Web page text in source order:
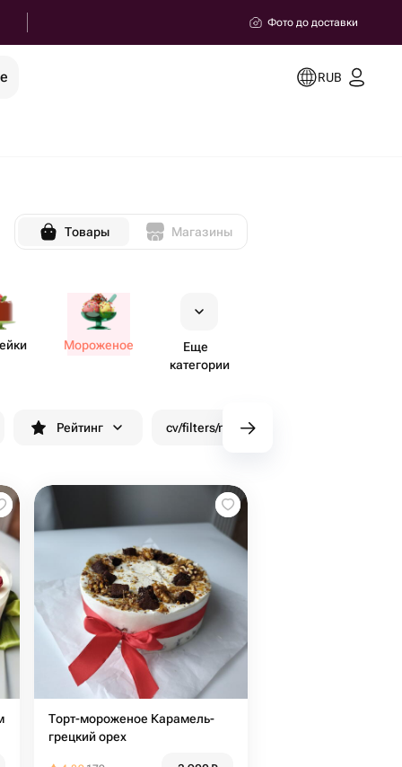
Фото до доставки
RUB
Товары Магазины
Мороженое
Еще
категории
Рейтинг cv/filters/name_fast_delivery
Торт-мороженое Карамель-
грецкий орех